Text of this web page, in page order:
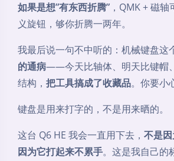
如果是想”有东西折腾” ，QMK + 磁
义旋钮，够你折腾一两年。
我最后说一句不中听的：机械键盘这
的通病——今天比轴体、明天比键帽
结构， 把工具搞成了收藏品。你要小
键盘是用来打字的，不是用来晒的。
这台 Q6 HE 我会一直用下去， 不是
因为它打起来不累手。这是我自己的